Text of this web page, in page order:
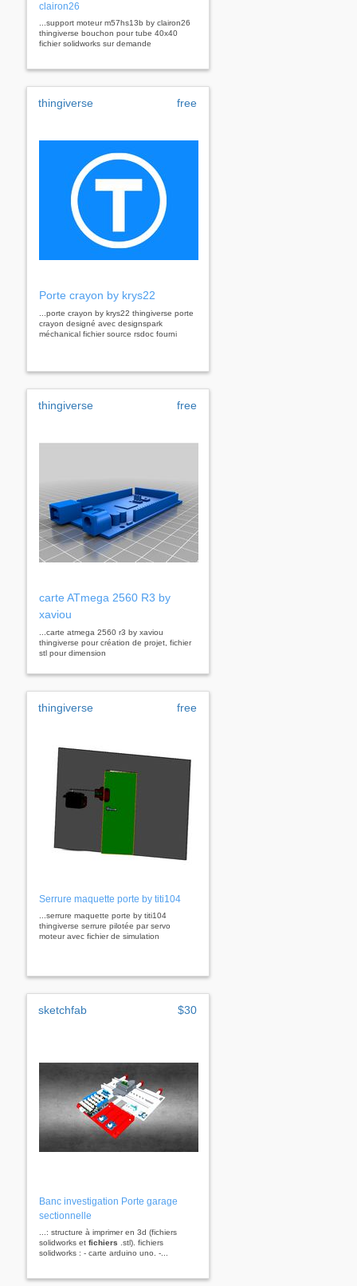
clairon26
...support moteur m57hs13b by clairon26
thingiverse bouchon pour tube 40x40
fichier solidworks sur demande
thingiverse free
Porte crayon by krys22
...porte crayon by krys22 thingiverse porte
crayon designé avec designspark
méchanical fichier source rsdoc fourni
thingiverse free
carte ATmega 2560 R3 by
xaviou
...carte atmega 2560 r3 by xaviou
thingiverse pour création de projet, fichier
stl pour dimension
thingiverse free
Serrure maquette porte by titi104
...serrure maquette porte by titi104
thingiverse serrure pilotée par servo
moteur avec fichier de simulation
sketchfab $30
Banc investigation Porte garage
sectionnelle
...: structure à imprimer en 3d (fichiers
solidworks et fichiers .stl). fichiers
solidworks : - carte arduino uno. -...